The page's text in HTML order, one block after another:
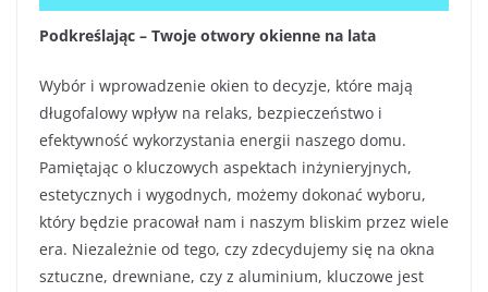
Podkreślając – Twoje otwory okienne na lata
Wybór i wprowadzenie okien to decyzje, które mają
długofalowy wpływ na relaks, bezpieczeństwo i
efektywność wykorzystania energii naszego domu.
Pamiętając o kluczowych aspektach inżynieryjnych,
estetycznych i wygodnych, możemy dokonać wyboru,
który będzie pracował nam i naszym bliskim przez wiele
era. Niezależnie od tego, czy zdecydujemy się na okna
sztuczne, drewniane, czy z aluminium, kluczowe jest